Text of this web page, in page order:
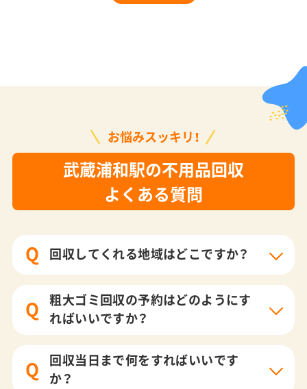
お悩みスッキリ！
武蔵浦和駅の不用品回収
よくある質問
Q 回収してくれる地域はどこですか？
Q
粗大ゴミ回収の予約はどのようにす
ればいいですか？
Q
回収当日まで何をすればいいです
か？